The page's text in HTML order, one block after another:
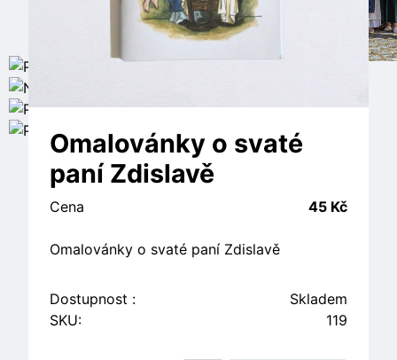
Omalovánky o svaté
paní Zdislavě
Cena 45 Kč
Omalovánky o svaté paní Zdislavě
Dostupnost :
Skladem
SKU:
119